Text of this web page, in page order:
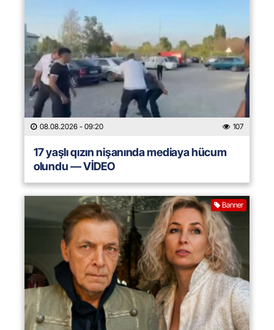
08.08.2026 - 09:20 107
17 yaşlı qızın nişanında mediaya hücum
olundu — VİDEO
Banner